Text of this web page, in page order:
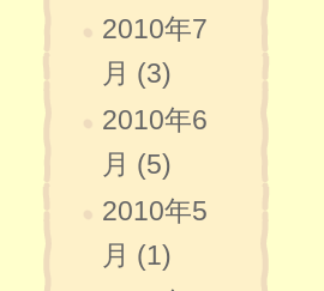
2010年7
月 (3)
2010年6
月 (5)
2010年5
月 (1)